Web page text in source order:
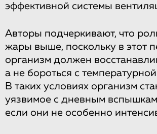
эффективной системы
Авторы подчеркивают, что
жары выше, поскольку в этот
организм должен
а не бороться с
В таких условиях организм
уязвимое с дневным
если они не особенно